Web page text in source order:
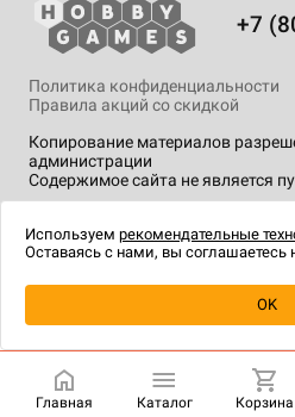
Купить|
+7
Копирование материалов
администрации
Содержимое сайта не является
Политика конфиденциальности
Правила акций со скидкой
технологии.
Главная Каталог Корзина
Используем рекомендательные
Оставаясь с нами, вы соглашаетесь
OK